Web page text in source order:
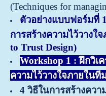
(Techniques for
ตัวอย่างแบบฟอร์มที่
การสร้างความไว้วางใ
to Trust Design)
Workshop 1 : ฝึกวิเ
ความไว้วางใจภายใน
4 วิธีในการสร้างคว